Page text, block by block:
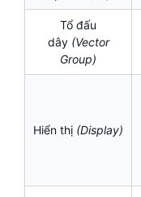
Tổ đấu
dây (Vector
Group)
Hiển thị (Display)